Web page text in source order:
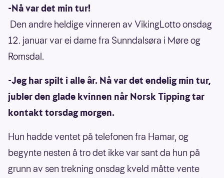
-Nå var det min tur!
Den andre heldige vinneren av VikingLotto onsdag
12. januar var ei dame fra Sunndalsøra i Møre og
Romsdal.
-Jeg har spilt i alle år. Nå var det endelig min tur,
jubler den glade kvinnen når Norsk Tipping tar
kontakt torsdag morgen.
Hun hadde ventet på telefonen fra Hamar, og
begynte nesten å tro det ikke var sant da hun på
grunn av sen trekning onsdag kveld måtte vente